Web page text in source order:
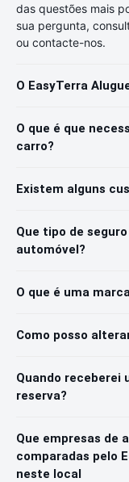
das questões mais
sua pergunta,
ou contacte-nos.
O EasyTerra
O que é que
carro?
Existem alguns
Que tipo de
automóvel?
O que é uma
Como posso
Quando receberei
reserva?
Que empresas de
comparadas pelo
neste local